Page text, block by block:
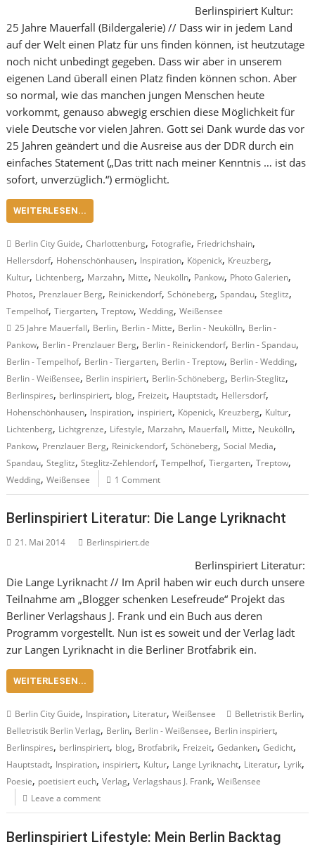
Berlinspiriert Kultur:
25 Jahre Mauerfall (Bildergalerie) // Dass wir in jedem Land
auf der Welt einen Platz für uns finden können, ist heutzutage
noch nicht unbedingt gegeben. Dass wir aber in unserem
eigenen Land überall einen Platz finden können schon. Aber
so normal, wie das manchen jungen Menschen heute
vorkommt, genauso abwegig erschien diese Möglichkeit für
viele Deutsche vor vielen Jahren. Gott sei Dank wurde das vor
25 Jahren geändert und die Ausreise aus der DDR durch ein
einfaches Statement („Das tritt nach meiner Kenntnis … ist das
sofort, unverzüglich.“) ermöglicht.
WEITERLESEN...
Berlin City Guide,Charlottenburg, Fotografie, Friedrichshain,
Hellersdorf, Hohenschönhausen, Inspiration, Köpenick, Kreuzberg,
Kultur, Lichtenberg, Marzahn, Mitte, Neukölln, Pankow, Photo Galerien,
Photos, Prenzlauer Berg, Reinickendorf,Schöneberg,Spandau,Steglitz,
Tempelhof,Tiergarten,Treptow,Wedding,Weißensee
25 Jahre Mauerfall, Berlin, Berlin - Mitte, Berlin - Neukölln, Berlin -
Pankow, Berlin - Prenzlauer Berg, Berlin - Reinickendorf, Berlin - Spandau,
Berlin - Tempelhof, Berlin - Tiergarten, Berlin - Treptow, Berlin - Wedding,
Berlin - Weißensee, Berlin inspiriert, Berlin-Schöneberg, Berlin-Steglitz,
Berlinspires, berlinspiriert, blog, Freizeit, Hauptstadt, Hellersdorf,
Hohenschönhausen, Inspiration, inspiriert, Köpenick, Kreuzberg, Kultur,
Lichtenberg, Lichtgrenze, Lifestyle, Marzahn, Mauerfall, Mitte, Neukölln,
Pankow, Prenzlauer Berg, Reinickendorf,Schöneberg,Social Media,
Spandau,Steglitz,Steglitz-Zehlendorf,Tempelhof,Tiergarten,Treptow,
Wedding,Weißensee 1 Comment
Berlinspiriert Literatur: Die Lange Lyriknacht
21. Mai 2014 Berlinspiriert.de
Berlinspiriert Literatur:
Die Lange Lyriknacht // Im April haben wir euch durch unsere
Teilnahme am „Blogger schenken Lesefreude“ Projekt das
Berliner Verlagshaus J. Frank und ein Buch aus deren
Programm vorgestellt. Nun ist es soweit und der Verlag lädt
zur Langen Lyriknacht in die Berliner Brotfabrik ein.
WEITERLESEN...
Berlin City Guide, Inspiration, Literatur,Weißensee Belletristik Berlin,
Belletristik Berlin Verlag, Berlin, Berlin - Weißensee, Berlin inspiriert,
Berlinspires, berlinspiriert, blog, Brotfabrik, Freizeit,Gedanken,Gedicht,
Hauptstadt, Inspiration, inspiriert, Kultur, Lange Lyriknacht, Literatur, Lyrik,
Poesie, poetisiert euch,Verlag,Verlagshaus J. Frank,Weißensee
Leave a comment
Berlinspiriert Lifestyle: Mein Berlin Backtag